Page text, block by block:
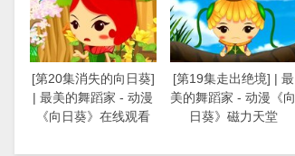
[第20集消失的向日葵]
| 最美的舞蹈家 - 动漫
《向日葵》在线观看
[第19集走出绝境] | 最
美的舞蹈家 - 动漫《向
日葵》磁力天堂